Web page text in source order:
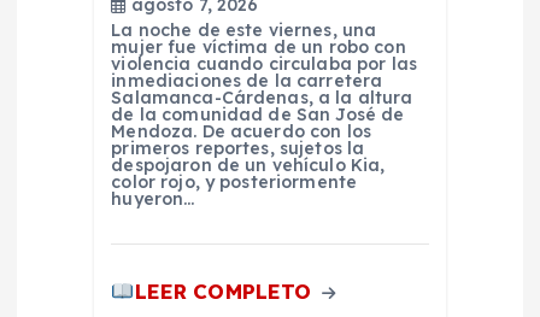
agosto 7, 2026
La noche de este viernes, una
mujer fue víctima de un robo con
violencia cuando circulaba por las
inmediaciones de la carretera
Salamanca-Cárdenas, a la altura
de la comunidad de San José de
Mendoza. De acuerdo con los
primeros reportes, sujetos la
despojaron de un vehículo Kia,
color rojo, y posteriormente
huyeron…
LEER COMPLETO